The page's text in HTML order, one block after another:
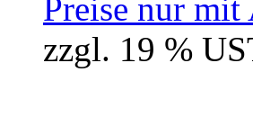
Preise nur
zzgl. 19 %